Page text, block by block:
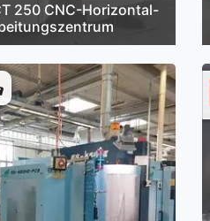
250 CNC-Horizontal-